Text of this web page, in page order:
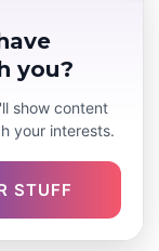
you?
show content
your interests.
STUFF
ලකුණු
අමතක වුණත්